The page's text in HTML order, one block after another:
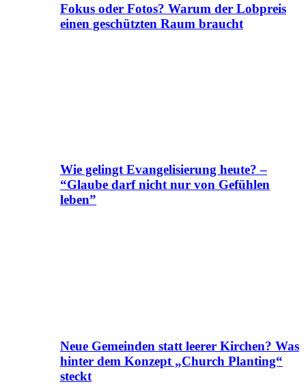
Fokus oder Fotos? Warum der Lobpreis
einen geschützten Raum braucht
Wie gelingt Evangelisierung heute? –
“Glaube darf nicht nur von Gefühlen
leben”
Neue Gemeinden statt leerer Kirchen? Was
hinter dem Konzept „Church Planting“
steckt